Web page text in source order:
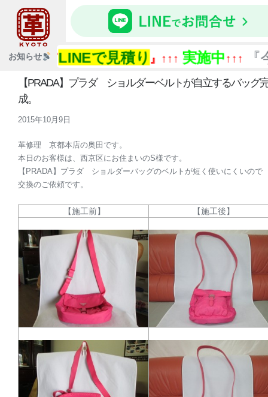
お知らせ
↑↑↑『LINEで見積り』↑↑↑ 実施中↑↑↑『今
【PRADA】プラダ ショルダーベルトが自立するバッグ
成。
2015年10月9日
革修理 京都本店の奥田です。
本日のお客様は、西京区にお住まいのS様です。
【PRADA】プラダ ショルダーバッグのベルトが短く使いにくいので
交換のご依頼です。
【施工前】 【施工後】